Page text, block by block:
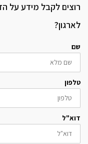
רוצים לקבל מידע על
לארגון?
שם
טלפון
דוא"ל